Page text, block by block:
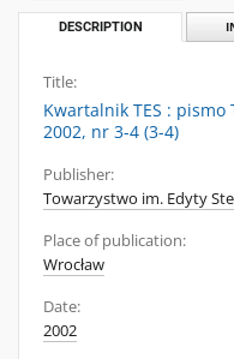
DESCRIPTION
Title:
Kwartalnik TES :
2002, nr 3-4 (3-4)
Publisher:
Towarzystwo im. Edyty
Place of publication:
Wrocław
Date:
2002